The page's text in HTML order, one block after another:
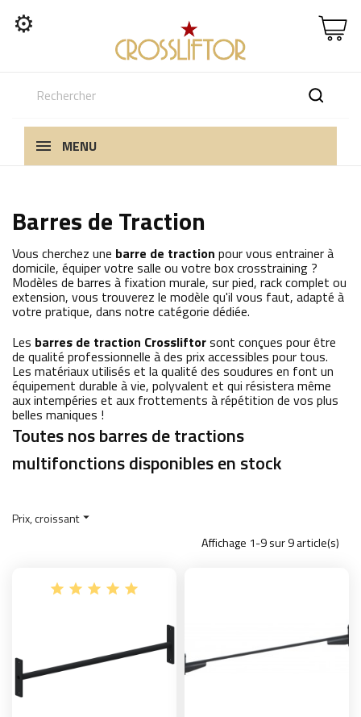
⚙
MENU
Barres de Traction
Vous cherchez une barre de traction pour vous entrainer à
domicile, équiper votre salle ou votre box crosstraining ?
Modèles de barres à fixation murale, sur pied, rack complet ou
extension, vous trouverez le modèle qu'il vous faut, adapté à
votre pratique, dans notre catégorie dédiée.
Les barres de traction Crossliftorsont conçues pour être
de qualité professionnelle à des prix accessibles pour tous.
Les matériaux utilisés et la qualité des soudures en font un
équipement durable à vie, polyvalent et qui résistera même
aux intempéries et aux frottements à répétition de vos plus
belles maniques !
Toutes nos barres de tractions
multifonctions disponibles en stock
Prix, croissant
Affichage 1-9 sur 9 article(s)